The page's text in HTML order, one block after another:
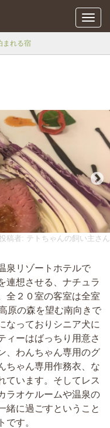
メ
ニ
まれる宿
稿者: テトちゃんの飼い主さん
泉リゾートホテルで
連想させる、ナチュラ
全２０室の客室は全室
原の森を望む南向きで
なっておりシニア犬に
ィーはばっちり用意さ
、わんちゃん専用のグ
ちゃん専用作務衣、な
ています。そしてレス
ラオケルームや温泉の
緒に過ごすということ
です。